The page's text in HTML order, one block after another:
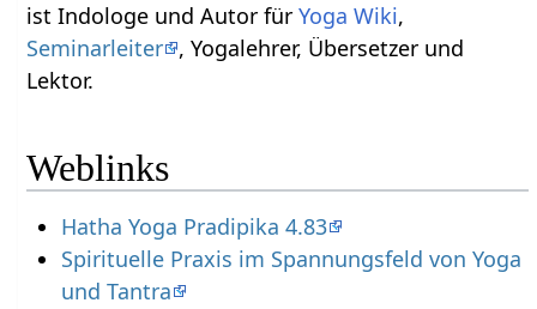
ist Indologe und Autor fürYoga Wiki,
Seminarleiter , Yogalehrer, Übersetzer und
Lektor.
Weblinks
Hatha Yoga Pradipika 4.83
Spirituelle Praxis im Spannungsfeld von Yoga
und Tantra